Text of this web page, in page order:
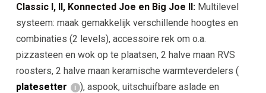
Classic l, ll, Konnected Joe en Big Joe ll:Multilevel
systeem: maak gemakkelijk verschillende hoogtes en
combinaties (2 levels), accessoire rek om o.a.
pizzasteen en wok op te plaatsen, 2 halve maan RVS
roosters, 2 halve maan keramische warmteverdelers (
platesetter
), aspook, uitschuifbare aslade en